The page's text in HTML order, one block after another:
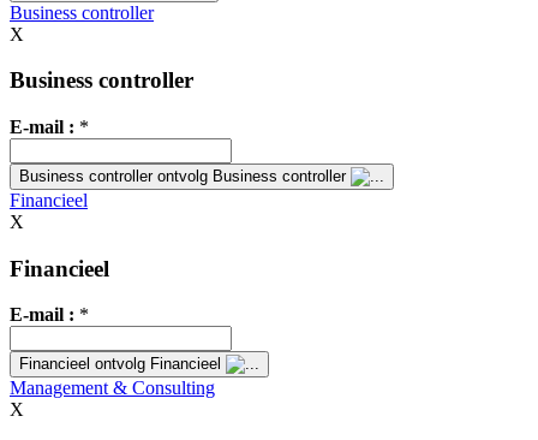
Business controller
X
Business controller
E-mail : *
Business controller ontvolg Business controller
Financieel
X
Financieel
E-mail : *
Financieel ontvolg Financieel
Management & Consulting
X